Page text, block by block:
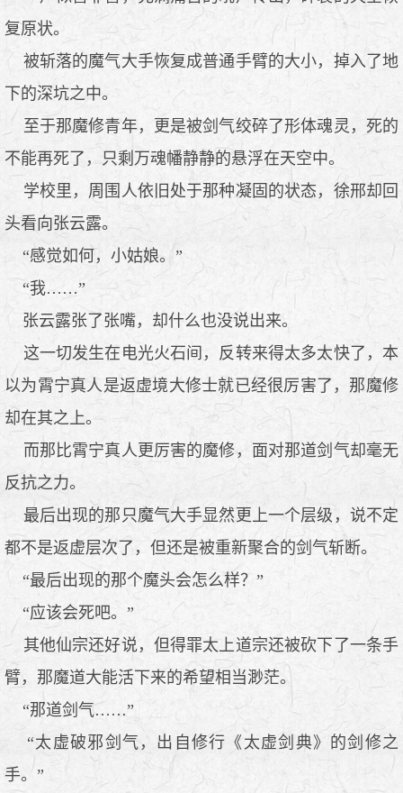
复原状。
被斩落的魔气大手恢复成普通手臂的大小，掉入了地
下的深坑之中。
至于那魔修青年，更是被剑气绞碎了形体魂灵，死的
不能再死了，只剩万魂幡静静的悬浮在天空中。
学校里，周围人依旧处于那种凝固的状态，徐邢却回
头看向张云露。
“感觉如何，小姑娘。”
“我……”
张云露张了张嘴，却什么也没说出来。
这一切发生在电光火石间，反转来得太多太快了，本
以为霄宁真人是返虚境大修士就已经很厉害了，那魔修
却在其之上。
而那比霄宁真人更厉害的魔修，面对那道剑气却毫无
反抗之力。
最后出现的那只魔气大手显然更上一个层级，说不定
都不是返虚层次了，但还是被重新聚合的剑气斩断。
“最后出现的那个魔头会怎么样？”
“应该会死吧。”
其他仙宗还好说，但得罪太上道宗还被砍下了一条手
臂，那魔道大能活下来的希望相当渺茫。
“那道剑气……”
“太虚破邪剑气，出自修行《太虚剑典》的剑修之
手。”